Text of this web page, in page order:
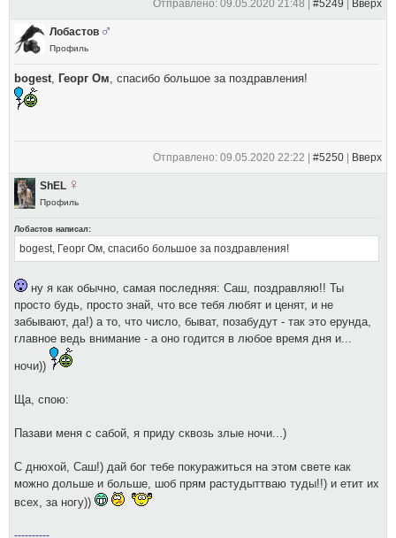
Отправлено: 09.05.2020 21:48 | #5249 Вверх
Лобастов
Профиль
bogest, Георг Ом, спасибо большое за поздравления!
Отправлено: 09.05.2020 22:22 | #5250 Вверх
ShEL
Профиль
Лобастов написал:
bogest, Георг Ом, спасибо большое за поздравления!
ну я как обычно, самая последняя: Саш, поздравляю!! Ты
просто будь, просто знай, что все тебя любят и ценят, и не
забывают, да!) а то, что число, быват, позабудут - так это ерунда,
главное ведь внимание - а оно годится в любое время дня и...
ночи))
Ща, спою:
Пазави меня с сабой, я приду сквозь злые ночи...)
С днюхой, Саш!) дай бог тебе покуражиться на этом свете как
можно дольше и больше, шоб прям растудыттваю туды!!) и етит их
всех, за ногу))
----------